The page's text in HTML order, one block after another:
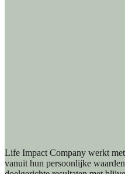
Life Impact Company werkt
vanuit hun persoonlijke